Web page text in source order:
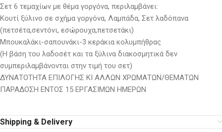
Σετ 6 τεμαχίων με θέμα γοργόνα, περιλαμβάνει:
Κουτί ξύλινο σε σχήμα γοργόνα, Λαμπάδα, Σετ λαδόπανα
(πετσέτα,σεντόνι, εσώρουχα,πετσετάκι)
Μπουκαλάκι-σαπουνάκι-3 κεράκια κολυμπήθρας
(Η βάση του λαδοσέτ και τα ξύλινα διακοσμητικά δεν
συμπεριλαμβάνονται στην τιμή του σετ)
ΔΥΝΑΤΟΤΗΤΑ ΕΠΙΛΟΓΗΣ ΚΙ ΑΛΛΩΝ ΧΡΩΜΑΤΩΝ/ΘΕΜΑΤΩΝ
ΠΑΡΑΔΟΣΗ ΕΝΤΟΣ 15 ΕΡΓΑΣΙΜΩΝ ΗΜΕΡΩΝ
Shipping & Delivery